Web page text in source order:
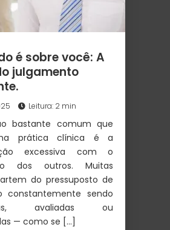
é sobre você: A
julgamento
Leitura: 2 min
bastante comum que
prática clínica é a
excessiva com o
dos outros. Muitas
do pressuposto de
constantemente sendo
avaliadas ou
— como se […]